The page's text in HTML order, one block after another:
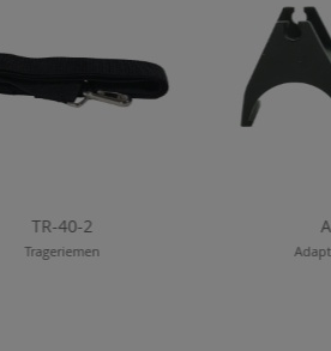
TR-40-2
Trageriemen